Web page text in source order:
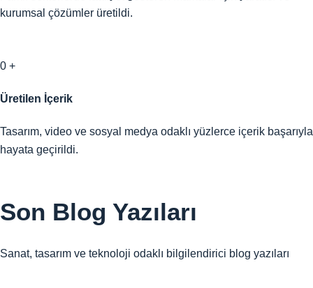
kurumsal çözümler üretildi.
0 +
Üretilen İçerik
Tasarım, video ve sosyal medya odaklı yüzlerce içerik başarıyla
hayata geçirildi.
Son Blog Yazıları
Sanat, tasarım ve teknoloji odaklı bilgilendirici blog yazıları